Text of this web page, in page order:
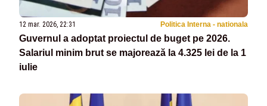
12 mar. 2026, 22:31 Politica Interna - nationala
Guvernul a adoptat proiectul de buget pe 2026.
Salariul minim brut se majorează la 4.325 lei de la 1
iulie